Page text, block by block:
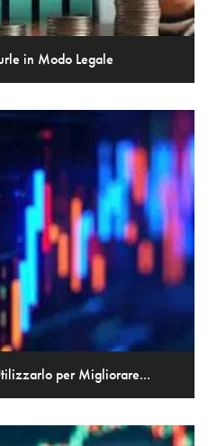
in Modo Legale
per Migliorare...